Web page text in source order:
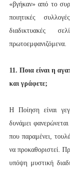
«βγήκαν» από το
ποιητικές
διαδικτυακές
πρωτοεμφανιζόμενα.
11. Ποια είναι η
και γράφετε;
Η Ποίηση είναι
δυνάμει
που παραμένει,
να προκαθοριστεί.
υπόψη μυστική